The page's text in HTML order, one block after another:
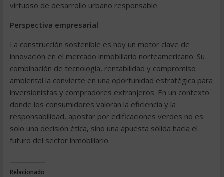
virtuoso de desarrollo urbano responsable.
Perspectiva empresarial
La construcción sostenible es hoy un motor clave de
innovación en el mercado inmobiliario norteamericano. Su
combinación de tecnología, rentabilidad y compromiso
ambiental la convierte en una oportunidad estratégica para
inversionistas y compradores extranjeros. En un contexto
donde los consumidores valoran la eficiencia y la
responsabilidad, apostar por edificaciones verdes no es
solo una decisión ética, sino una apuesta sólida hacia el
futuro del sector inmobiliario.
Relacionado